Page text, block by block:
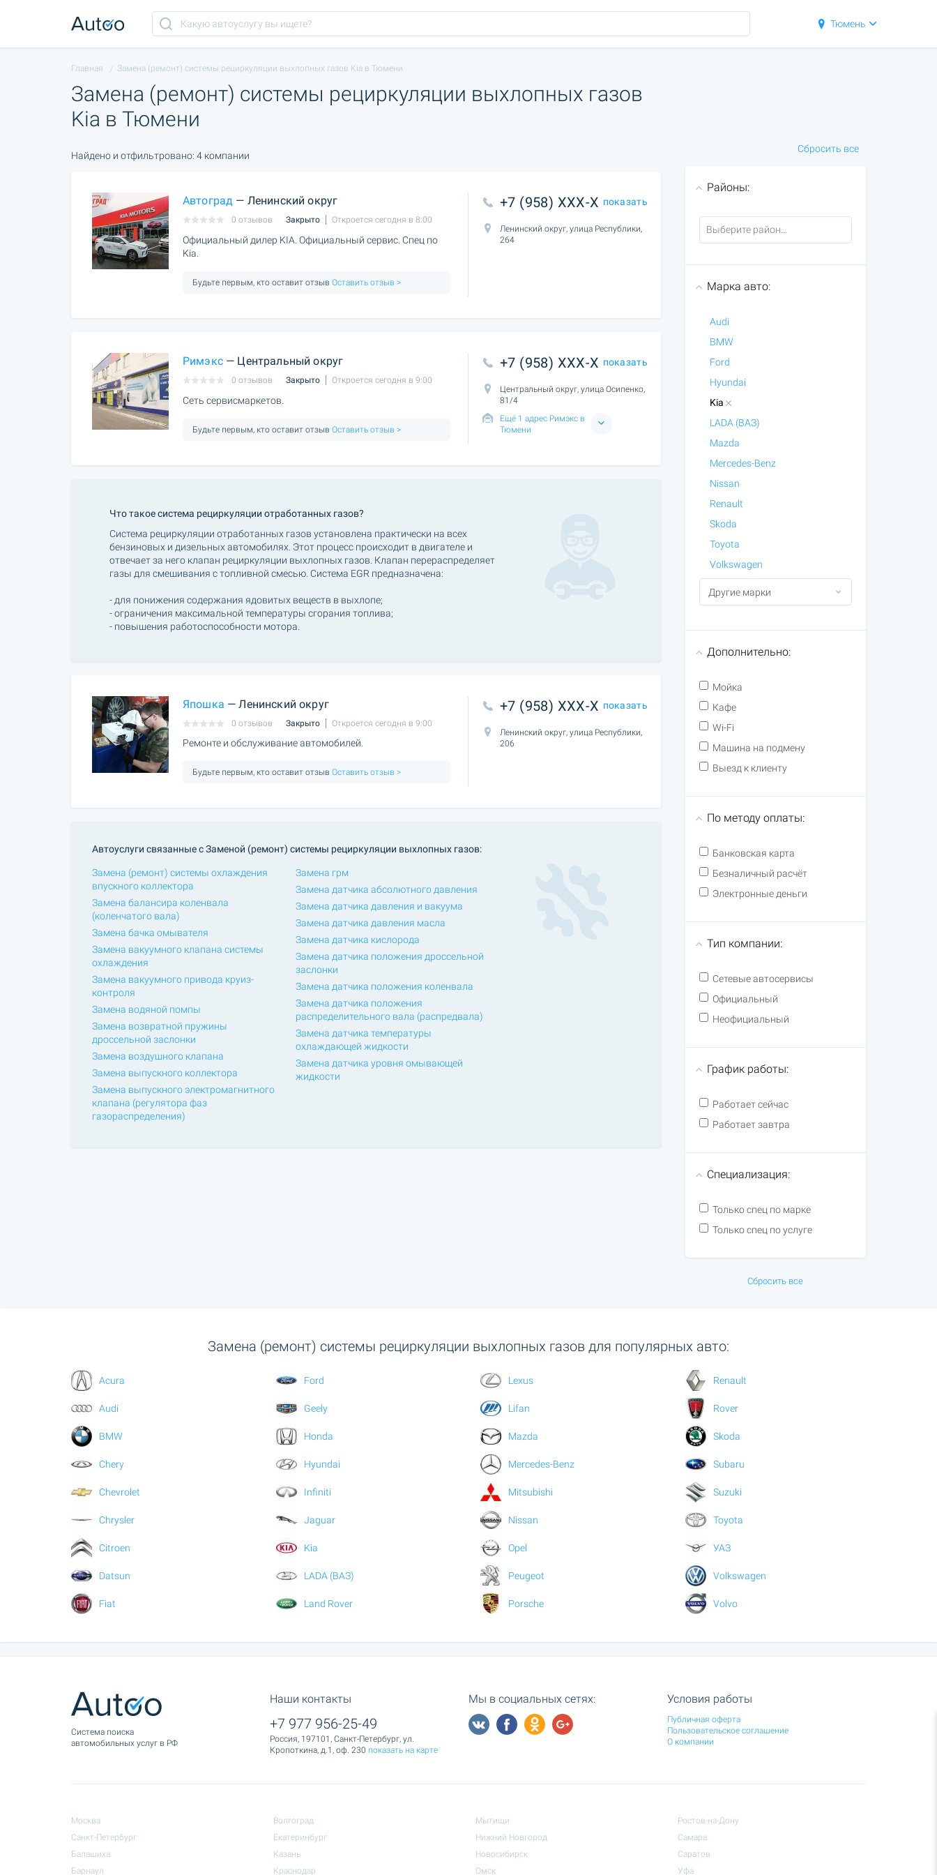
Тюмень
Главная Замена (ремонт) системы рециркуляции выхлопных газов Kia в Тюмени
Замена (ремонт) системы рециркуляции выхлопных газов
Kia в Тюмени
Найдено и отфильтровано: 4 компании
Автоград — Ленинский округ
0 отзывов Закрыто Откроется сегодня в 8:00
Официальный дилер KIA. Официальный сервис. Спец по
Kia.
Будьте первым, кто оставит отзыв Оставить отзыв >
+7 (958) XXX-X показать
Ленинский округ, улица Республики,
264
Римэкс— Центральный округ
0 отзывов Закрыто Откроется сегодня в 9:00
Сеть сервисмаркетов.
Будьте первым, кто оставит отзыв Оставить отзыв >
+7 (958) XXX-X показать
Центральный округ, улица Осипенко,
81/4
Ещё 1 адрес Римэкс в
Тюмени
Что такое система рециркуляции отработанных газов?
Система рециркуляции отработанных газов установлена практически на всех
бензиновых и дизельных автомобилях. Этот процесс происходит в двигателе и
отвечает за него клапан рециркуляции выхлопных газов. Клапан перераспределяет
газы для смешивания с топливной смесью. Система EGR предназначена:
- для понижения содержания ядовитых веществ в выхлопе;
- ограничения максимальной температуры сгорания топлива;
- повышения работоспособности мотора.
Япошка — Ленинский округ
0 отзывов Закрыто Откроется сегодня в 9:00
Ремонте и обслуживание автомобилей.
Будьте первым, кто оставит отзыв Оставить отзыв >
+7 (958) XXX-X показать
Ленинский округ, улица Республики,
206
Автоуслуги связанные с Заменой (ремонт) системы рециркуляции выхлопных газов:
Замена (ремонт) системы охлаждения
впускного коллектора
Замена балансира коленвала
(коленчатого вала)
Замена бачка омывателя
Замена вакуумного клапана системы
охлаждения
Замена вакуумного привода круиз-
контроля
Замена водяной помпы
Замена возвратной пружины
дроссельной заслонки
Замена воздушного клапана
Замена выпускного коллектора
Замена выпускного электромагнитного
клапана (регулятора фаз
газораспределения)
Замена грм
Замена датчика абсолютного давления
Замена датчика давления и вакуума
Замена датчика давления масла
Замена датчика кислорода
Замена датчика положения дроссельной
заслонки
Замена датчика положения коленвала
Замена датчика положения
распределительного вала (распредвала)
Замена датчика температуры
охлаждающей жидкости
Замена датчика уровня омывающей
жидкости
Сбросить все
Районы:
Марка авто:
Audi
BMW
Ford
Hyundai
Kia
LADA (ВАЗ)
Mazda
Mercedes-Benz
Nissan
Renault
Skoda
Toyota
Volkswagen
Дополнительно:
Мойка
Кафе
Wi-Fi
Машина на подмену
Выезд к клиенту
По методу оплаты:
Банковская карта
Безналичный расчёт
Электронные деньги
Тип компании:
Сетевые автосервисы
Официальный
Неофициальный
График работы:
Работает сейчас
Работает завтра
Специализация:
Только спец по марке
Только спец по услуге
Сбросить все
Замена (ремонт) системы рециркуляции выхлопных газов для популярных авто:
Acura
Audi
BMW
Chery
Chevrolet
Chrysler
Citroen
Datsun
Fiat
Ford
Geely
Honda
Hyundai
Infiniti
Jaguar
Kia
LADA (ВАЗ)
Land Rover
Lexus
Lifan
Mazda
Mercedes-Benz
Mitsubishi
Nissan
Opel
Peugeot
Porsche
Renault
Rover
Skoda
Subaru
Suzuki
Toyota
УАЗ
Volkswagen
Volvo
Cистема поиска
автомобильных услуг в РФ
Наши контакты
+7 977 956-25-49
Россия, 197101, Санкт-Петербург, ул.
Кропоткина, д.1, оф. 230 показать на карте
Мы в социальных сетях: Условия работы
Публичная оферта
Пользовательское соглашение
О компании
Москва
Санкт-Петербург
Балашиха
Барнаул
Волгоград
Екатеринбург
Казань
Краснодар
Мытищи
Нижний Новгород
Новосибирск
Омск
Ростов-на-Дону
Самара
Саратов
Уфа